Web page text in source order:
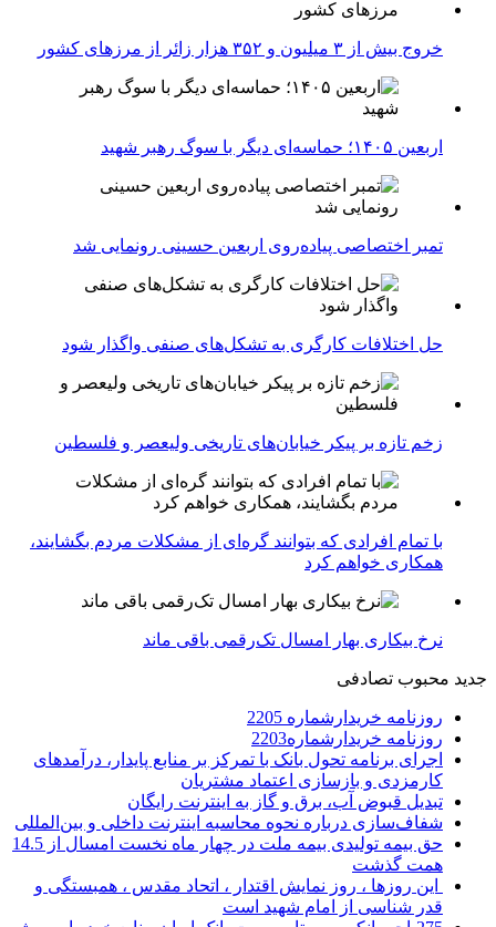
خروج بیش از ۳ میلیون و ۳۵۲ هزار زائر از مرزهای کشور
اربعین ۱۴۰۵؛ حماسه‌ای دیگر با سوگ رهبر شهید
تمبر اختصاصی پیاده‌روی اربعین حسینی رونمایی شد
حل اختلافات کارگری به تشکل‌های صنفی واگذار شود
زخم تازه بر پیکر خیابان‌های تاریخی ولیعصر و فلسطین
با تمام افرادی که بتوانند گره‌ای از مشکلات مردم بگشایند،
همکاری خواهم کرد
نرخ بیکاری بهار امسال تک‌رقمی باقی ماند
جدید محبوب تصادفی
روزنامه خریدارشماره 2205
روزنامه خریدارشماره2203
اجرای برنامه تحول بانک با تمرکز بر منابع پایدار، درآمدهای
کارمزدی و بازسازی اعتماد مشتریان
تبدیل قبوض آب، برق و گاز به اینترنت رایگان
شفاف‌سازی درباره نحوه محاسبه اینترنت داخلی و بین‌المللی
حق بیمه تولیدی بیمه ملت در چهار ماه نخست امسال از 14.5
همت گذشت
این روزها ، روز نمایش اقتدار ، اتحاد مقدس ، همبستگی و
قدر شناسی از امام شهید است